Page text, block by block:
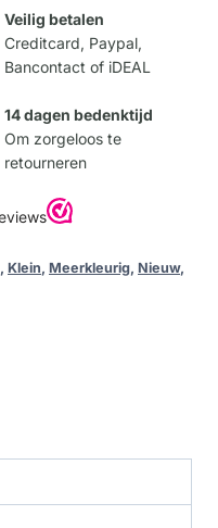
Veilig betalen
Creditcard, Paypal,
Bancontact of iDEAL
14 dagen bedenktijd
Om zorgeloos te
retourneren
, Klein, Meerkleurig, Nieuw,